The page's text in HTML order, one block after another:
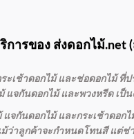
การของ ส่งดอกไม้.net (
ะเช้าดอกไม้ และช่อดอกไม้ ที่
แจกันดอกไม้ และพวงหรีด เ
แจกันดอกไม้ และกระเช้าดอก
ว่าลูกค้าจะกำหนดโทนสี แต่ช่า